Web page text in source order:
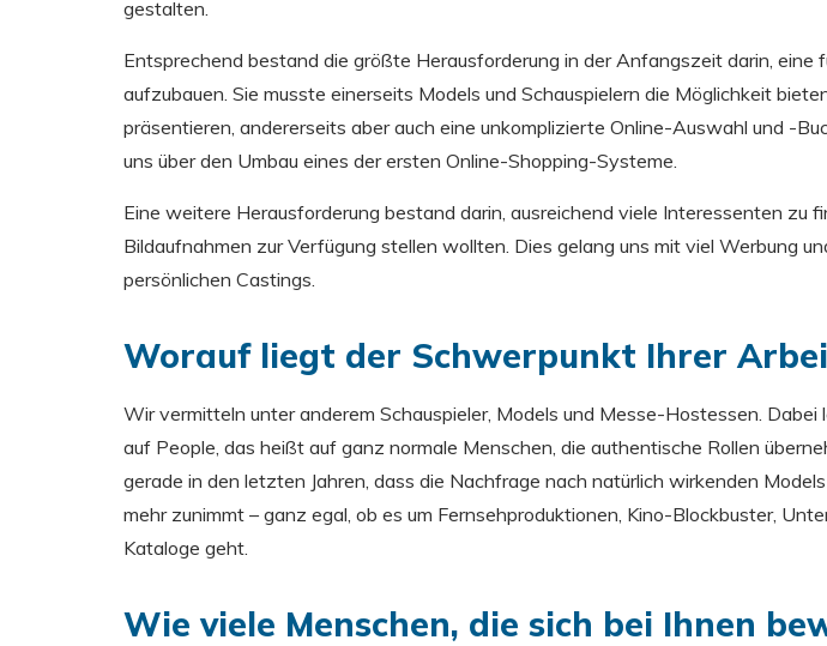
gestalten.
Entsprechend bestand die größte Herausforderung in der Anfangszeit darin, eine
aufzubauen. Sie musste einerseits Models und Schauspielern die Möglichkeit
präsentieren, andererseits aber auch eine unkomplizierte Online-Auswahl und -
uns über den Umbau eines der ersten Online-Shopping-Systeme.
Eine weitere Herausforderung bestand darin, ausreichend viele Interessenten zu
Bildaufnahmen zur Verfügung stellen wollten. Dies gelang uns mit viel Werbung
persönlichen Castings.
Worauf liegt der Schwerpunkt Ihrer
Wir vermitteln unter anderem Schauspieler, Models und Messe-Hostessen.
auf People, das heißt auf ganz normale Menschen, die authentische Rollen
gerade in den letzten Jahren, dass die Nachfrage nach natürlich wirkenden
mehr zunimmt – ganz egal, ob es um Fernsehproduktionen, Kino-Blockbuster,
Kataloge geht.
Wie viele Menschen, die sich bei Ihnen